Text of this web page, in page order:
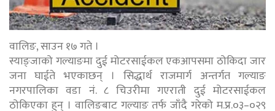
वालिङ, साउन १७ गते ।
स्याङ्जाको गल्याङमा दुई मोटरसाईकल एकआपसमा ठोकिदा जार
जना घाईते भएकाछन् । सिद्धार्थ राजमार्ग अन्तर्गत गल्याङ
नगरपालिका वडा नं. ८ चिउरीमा गएराती दुई मोटरसाईकल
ठोकिएका हुन् । वालिङबाट गल्याङ तर्फ जाँदै गरेको म.प्र.०३–०२९